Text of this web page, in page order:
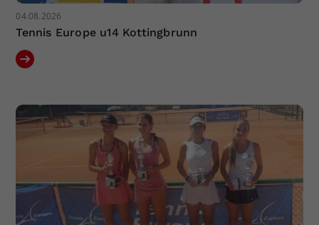
04.08.2026
Tennis Europe u14 Kottingbrunn